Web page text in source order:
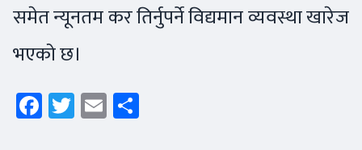
समेत न्यूनतम कर तिर्नुपर्ने विद्यमान व्यवस्था खारेज
भएको छ।
Facebook
Twitter
Email